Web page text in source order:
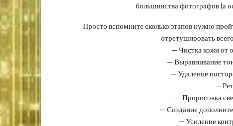
большинства фотографов (а
Просто вспомните сколько этапов нужно
отретушировать
— Чистка кожи от
— Выравнивание
— Удаление
—
— Прорисовка
— Создание
— Усиление